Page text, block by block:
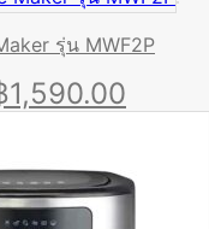
รุ่น MWF2P
1,590.00
฿